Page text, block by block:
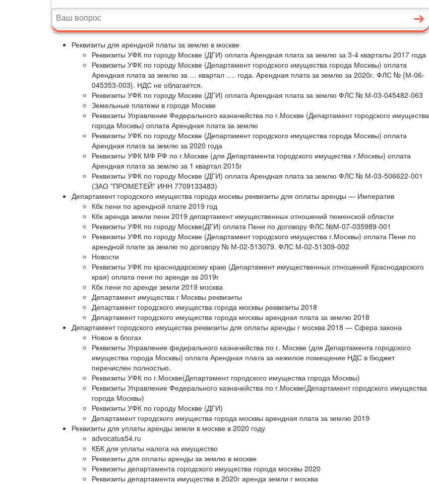
Реквизиты для арендной платы за землю в москве
Реквизиты УФК по городу Москве (ДГИ) оплата Арендная плата за землю за 3-4 кварталы 2017 года
Реквизиты УФК по городу Москве (Департамент городского имущества города Москвы) оплата
Арендная плата за землю за … квартал …. года. Арендная плата за землю за 2020г. ФЛС № {М-06-
045353-003}. НДС не облагается.
Реквизиты УФК по городу Москве (ДГИ) оплата Арендная плата за землю ФЛС № М-03-045482-063
Земельные платежи в городе Москве
Реквизиты Управление Федерального казначейства по г.Москве (Департамент городского имущества
города Москвы) оплата Арендная плата за землю
Реквизиты УФК по городу Москве (Департамент городского имущества города Москвы) оплата
Арендная плата за землю за 2020 года
Реквизиты УФК МФ РФ по г.Москве (для Департамента городского имущества г.Москвы) оплата
Арендная плата за землю за 1 квартал 2015г
Реквизиты УФК по городу Москве (ДГИ) оплата Арендная плата за землю ФЛС № М-03-506622-001
(ЗАО ‟ПРОМЕТЕЙ‟ ИНН 7709133483)
Департамент городского имущества города москвы реквизиты для оплаты аренды — Императив
Кбк пени по арендной плате 2019 год
Кбк аренда земли пени 2019 департамент имущественных отношений тюменской области
Реквизиты УФК по городу Москве(ДГИ) оплата Пени по договору ФЛС №М-07-035989-001
Реквизиты УФК по городу Москве (Департамент городского имущества г.Москвы) оплата Пени по
арендной плате за землю по договору № М-02-513079. ФЛС М-02-51309-002
Новости
Реквизиты УФК по краснодарскому краю (Департамент имущественных отношений Краснодарского
края) оплата пеня по аренде за 2019г
Кбк пени по аренде земли 2019 москва
Департамент имущества г Москвы реквизиты
Департамент городского имущества города москвы реквизиты 2018
Департамент городского имущества города москвы арендная плата за землю 2018
Департамент городского имущества реквизиты для оплаты аренды г москва 2018 — Сфера закона
Новое в блогах
Реквизиты Управление федерального казначейства по г. Москве (для Департамента городского
имущества города Москвы) оплата Арендная плата за нежилое помещение НДС в бюджет
перечислен полностью.
Реквизиты УФК по г.Москве(Департамент городского имущества города Москвы)
Реквизиты Управление Федерального казначейства по г.Москве(Департамент городского имущества
города Москвы)
Реквизиты УФК по городу Москве (ДГИ)
Департамент городского имущества города москвы арендная плата за землю 2019
Реквизиты для уплаты аренды земли в москве в 2020 году
advocatus54.ru
КБК для уплаты налога на имущество
Реквизиты для оплаты аренды за землю в москве
Реквизиты департамента городского имущества города москвы 2020
Реквизиты департамента имущества в 2020г аренда земли г москва